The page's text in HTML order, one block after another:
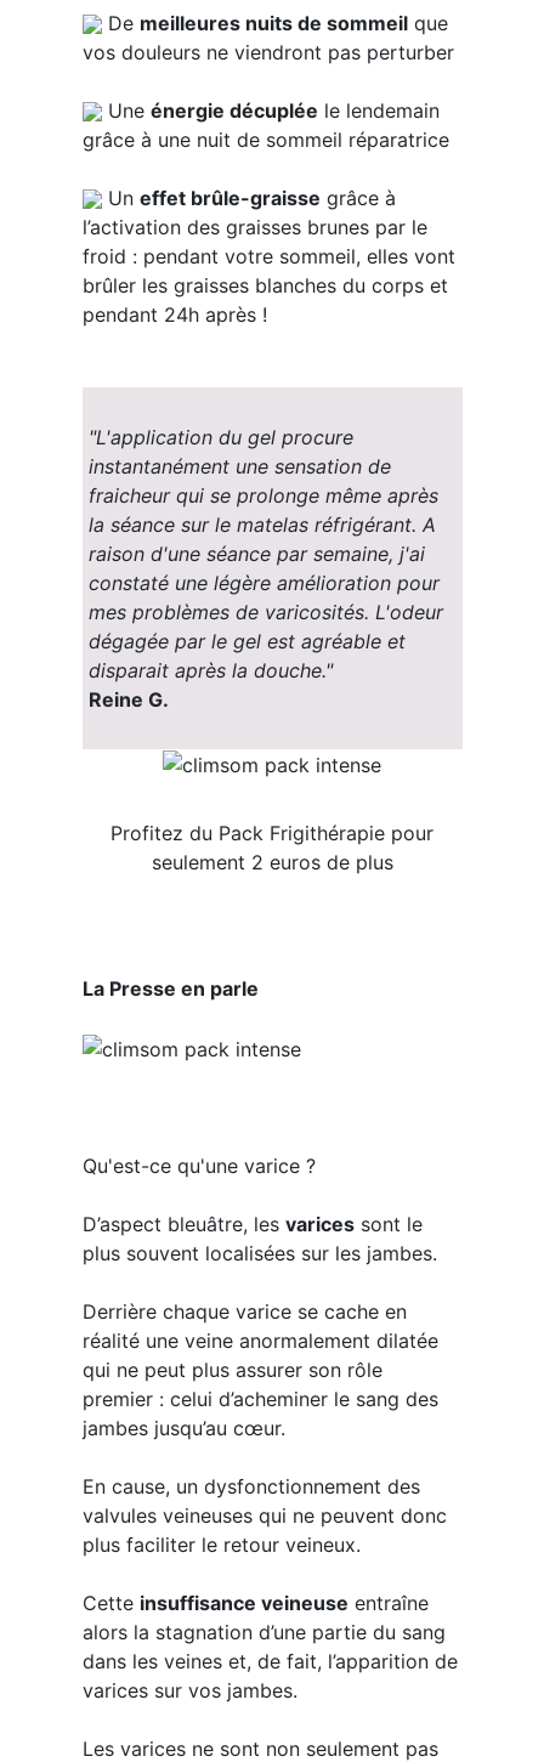
De meilleures nuits de sommeilque
vos douleurs ne viendront pas perturber
Une énergie décuplée le lendemain
grâce à une nuit de sommeil réparatrice
Un effet brûle-graisse grâce à
l’activation des graisses brunes par le
froid : pendant votre sommeil, elles vont
brûler les graisses blanches du corps et
pendant 24h après !
"L'application du gel procure
instantanément une sensation de
fraicheur qui se prolonge même après
la séance sur le matelas réfrigérant. A
raison d'une séance par semaine, j'ai
constaté une légère amélioration pour
mes problèmes de varicosités. L'odeur
dégagée par le gel est agréable et
disparait après la douche."
Reine G.
Profitez du Pack Frigithérapie pour
seulement 2 euros de plus
La Presse en parle
Qu'est-ce qu'une varice ?
D’aspect bleuâtre, les varicessont le
plus souvent localisées sur les jambes.
Derrière chaque varice se cache en
réalité une veine anormalement dilatée
qui ne peut plus assurer son rôle
premier : celui d’acheminer le sang des
jambes jusqu’au cœur.
En cause, un dysfonctionnement des
valvules veineuses qui ne peuvent donc
plus faciliter le retour veineux.
Cette insuffisance veineuse entraîne
alors la stagnation d’une partie du sang
dans les veines et, de fait, l’apparition de
varices sur vos jambes.
Les varices ne sont non seulement pas